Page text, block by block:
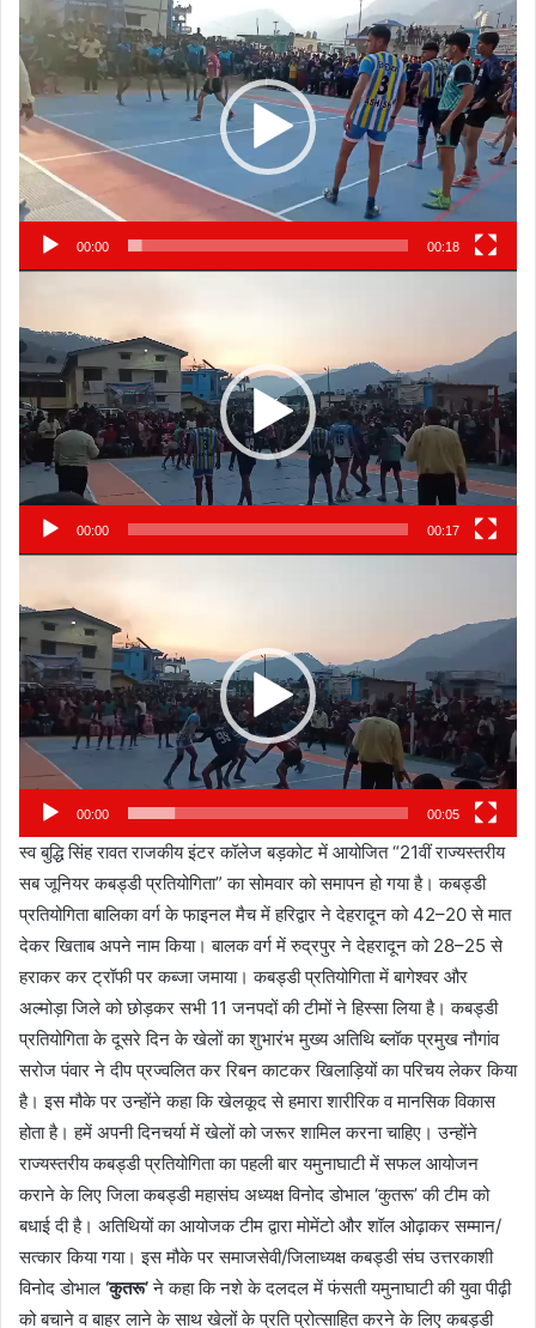
Player
00:00 00:18
00:00 00:17
Player
00:00 00:05
स्व बुद्धि सिंह रावत राजकीय इंटर कॉलेज बड़कोट में आयोजित “21वीं राज्यस्तरीय
सब जूनियर कबड्डी प्रतियोगिता” का सोमवार को समापन हो गया है। कबड्डी
प्रतियोगिता बालिका वर्ग के फाइनल मैच में हरिद्वार ने देहरादून को 42–20 से मात
देकर खिताब अपने नाम किया। बालक वर्ग में रुद्रपुर ने देहरादून को 28–25 से
हराकर कर ट्रॉफी पर कब्जा जमाया। कबड्डी प्रतियोगिता में बागेश्वर और
अल्मोड़ा जिले को छोड़कर सभी 11 जनपदों की टीमों ने हिस्सा लिया है। कबड्डी
प्रतियोगिता के दूसरे दिन के खेलों का शुभारंभ मुख्य अतिथि ब्लॉक प्रमुख नौगांव
सरोज पंवार ने दीप प्रज्वलित कर रिबन काटकर खिलाड़ियों का परिचय लेकर किया
है। इस मौके पर उन्होंने कहा कि खेलकूद से हमारा शारीरिक व मानसिक विकास
होता है। हमें अपनी दिनचर्या में खेलों को जरूर शामिल करना चाहिए। उन्होंने
राज्यस्तरीय कबड्डी प्रतियोगिता का पहली बार यमुनाघाटी में सफल आयोजन
कराने के लिए जिला कबड्डी महासंघ अध्यक्ष विनोद डोभाल ‘कुतरू’ की टीम को
बधाई दी है। अतिथियों का आयोजक टीम द्वारा मोमेंटो और शॉल ओढ़ाकर सम्मान/
सत्कार किया गया। इस मौके पर समाजसेवी/जिलाध्यक्ष कबड्डी संघ उत्तरकाशी
विनोद डोभाल ‘कुतरू’ने कहा कि नशे के दलदल में फंसती यमुनाघाटी की युवा पीढ़ी
को बचाने व बाहर लाने के साथ खेलों के प्रति प्रोत्साहित करने के लिए कबड्डी